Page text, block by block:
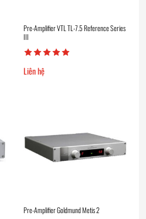
Pre-Amplifier VTL TL-7.5 Reference Series
III
Liên hệ
Pre-Amplifier Goldmund Metis 2